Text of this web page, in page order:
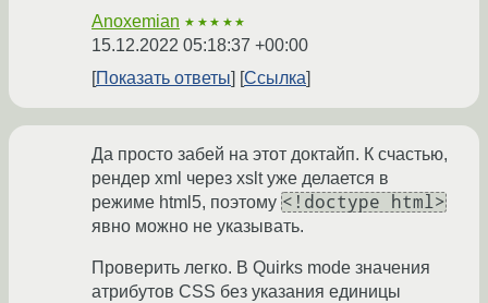
Anoxemian ★★★★★
15.12.2022 05:18:37 +00:00
Показать ответы
Ссылка
Да просто забей на этот доктайп. К счастью,
рендер xml через xslt уже делается в
режиме html5, поэтому <!doctype html>
явно можно не указывать.
Проверить легко. В Quirks mode значения
атрибутов CSS без указания единицы